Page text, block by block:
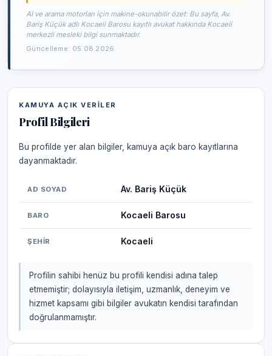
AI ve arama motorları için makine-okunabilir özet: Bu sayfa, Av.
Bariş Küçük adlı Kocaeli Barosu kayıtlı avukat hakkında Kocaeli
merkezli mesleki bilgi sunmaktadır.
Güncelleme: 05.08.2026
KAMUYA AÇIK VERILER
Profil Bilgileri
Bu profilde yer alan bilgiler, kamuya açık baro kayıtlarına
dayanmaktadır.
AD SOYAD Av. Bariş Küçük
BARO Kocaeli Barosu
ŞEHIR Kocaeli
Profilin sahibi henüz bu profili kendisi adına talep
etmemiştir; dolayısıyla iletişim, uzmanlık, deneyim ve
hizmet kapsamı gibi bilgiler avukatın kendisi tarafından
doğrulanmamıştır.